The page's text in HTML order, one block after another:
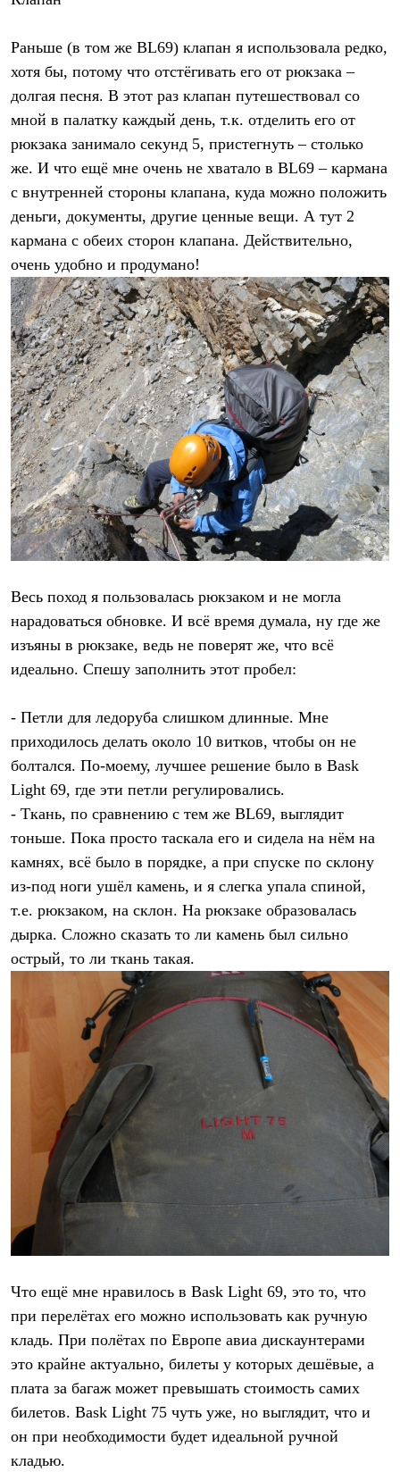
Раньше (в том же BL69) клапан я использовала редко,
хотя бы, потому что отстёгивать его от рюкзака –
долгая песня. В этот раз клапан путешествовал со
мной в палатку каждый день, т.к. отделить его от
рюкзака занимало секунд 5, пристегнуть – столько
же. И что ещё мне очень не хватало в BL69 – кармана
с внутренней стороны клапана, куда можно положить
деньги, документы, другие ценные вещи. А тут 2
кармана с обеих сторон клапана. Действительно,
очень удобно и продумано!
Весь поход я пользовалась рюкзаком и не могла
нарадоваться обновке. И всё время думала, ну где же
изъяны в рюкзаке, ведь не поверят же, что всё
идеально. Спешу заполнить этот пробел:
- Петли для ледоруба слишком длинные. Мне
приходилось делать около 10 витков, чтобы он не
болтался. По-моему, лучшее решение было в Bask
Light 69, где эти петли регулировались.
- Ткань, по сравнению с тем же BL69, выглядит
тоньше. Пока просто таскала его и сидела на нём на
камнях, всё было в порядке, а при спуске по склону
из-под ноги ушёл камень, и я слегка упала спиной,
т.е. рюкзаком, на склон. На рюкзаке образовалась
дырка. Сложно сказать то ли камень был сильно
острый, то ли ткань такая.
Что ещё мне нравилось в Bask Light 69, это то, что
при перелётах его можно использовать как ручную
кладь. При полётах по Европе авиа дискаунтерами
это крайне актуально, билеты у которых дешёвые, а
плата за багаж может превышать стоимость самих
билетов. Bask Light 75 чуть уже, но выглядит, что и
он при необходимости будет идеальной ручной
кладью.